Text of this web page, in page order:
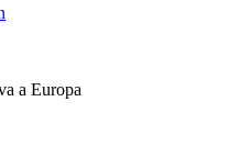
a Europa